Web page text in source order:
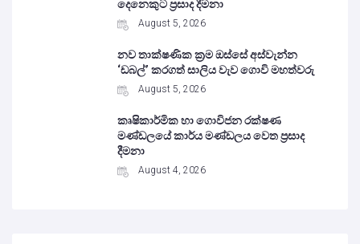
දෙනෙකුට ප්‍රසාද දීමනා
August 5, 2026
නව තාක්ෂණික ක්‍රම ඔස්සේ අස්වැන්න
‘ඩබල්’ කරගත් සාලිය වැව ගොවි මහත්වරු
August 5, 2026
කෘෂිකාර්මික හා ගොවිජන රක්ෂණ
මණ්ඩලයේ කාර්ය මණ්ඩලය වෙත ප්‍රසාද
දීමනා
August 4, 2026